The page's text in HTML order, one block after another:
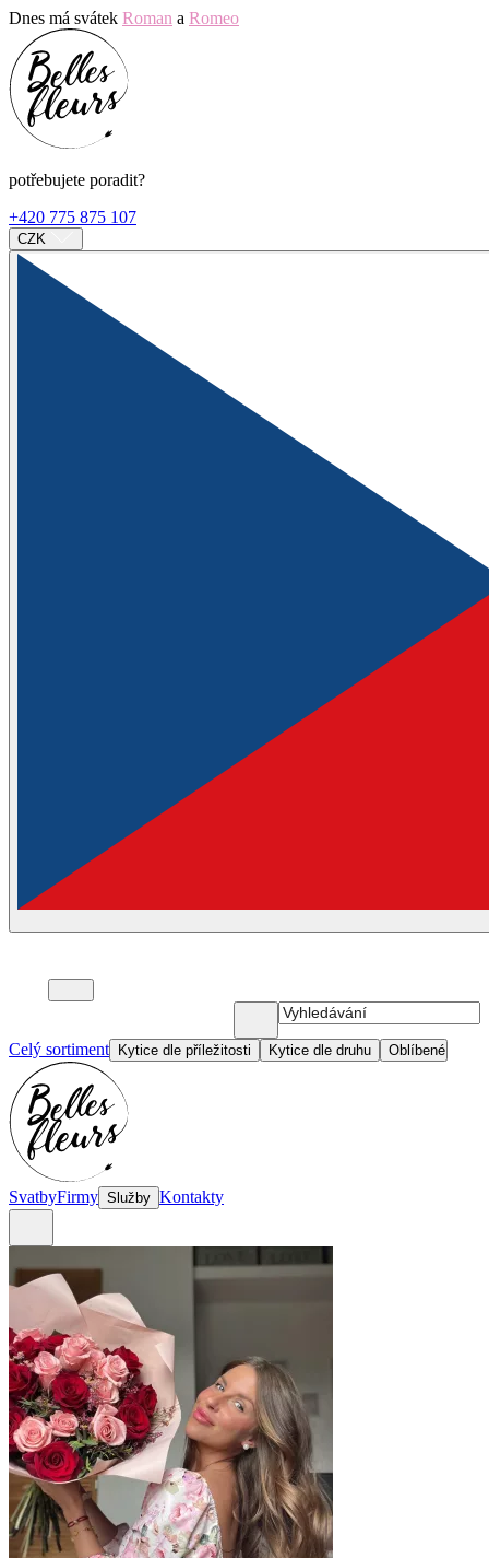
Dnes má svátek Roman a Romeo
potřebujete poradit?
+420 775 875 107
CZK
Celý sortiment Kytice dle příležitosti Kytice dle druhu Oblíbené
SvatbyFirmy Služby Kontakty